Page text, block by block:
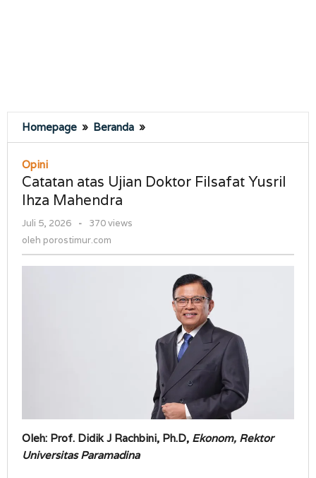
Homepage » Beranda »
atas
Doktor
Filsafat
Opini
Catatan atas Ujian Doktor Filsafat Yusril
Ihza Mahendra
Juli 5, 2026
oleh
-
370 views
oleh porostimur.com
Oleh: Prof. Didik J Rachbini, Ph.D, Ekonom, Rektor
Universitas Paramadina